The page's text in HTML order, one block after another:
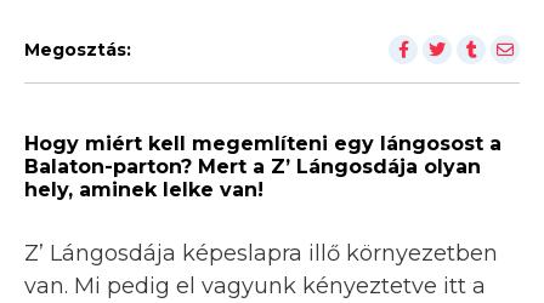
Megosztás:
Hogy miért kell megemlíteni egy lángosost a
Balaton-parton? Mert a Z’ Lángosdája olyan
hely, aminek lelke van!
Z’ Lángosdája képeslapra illő környezetben
van. Mi pedig el vagyunk kényeztetve itt a